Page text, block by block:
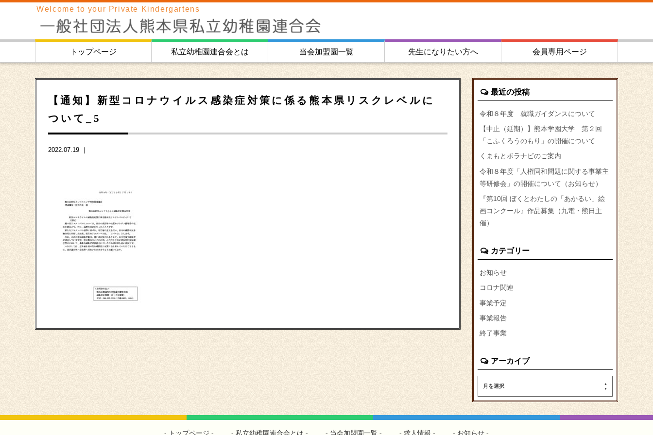
Welcome to your Private Kindergartens
トップページ 私立幼稚園連合会とは 当会加盟園一覧 先生になりたい方へ 会員専用ページ
【通知】新型コロナウイルス感染症対策に係る熊本県リスクレベルに
ついて_5
2022.07.19 ｜
最近の投稿
令和８年度 就職ガイダンスについて
【中止（延期）】熊本学園大学 第２回
「こふくろうのもり」の開催について
くまもとボラナビのご案内
令和８年度「人権同和問題に関する事業主
等研修会」の開催について（お知らせ）
『第10回 ぼくとわたしの「あかるい」絵
画コンクール』作品募集（九電・熊日主
催）
カテゴリー
お知らせ
コロナ関連
事業予定
事業報告
終了事業
アーカイブ
月を選択
トップページ 私立幼稚園連合会とは 当会加盟園一覧 求人情報 お知らせ